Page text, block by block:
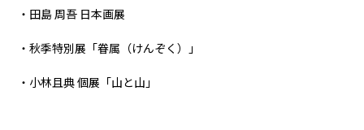
・田島 周吾 日本画展
・秋季特別展「眷属（けんぞく）」
・小林且典 個展「山と山」